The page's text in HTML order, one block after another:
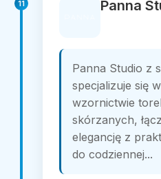
11 Panna
Panna Studio z
specjalizuje się
wzornictwie
skórzanych,
elegancję z
do codziennej...